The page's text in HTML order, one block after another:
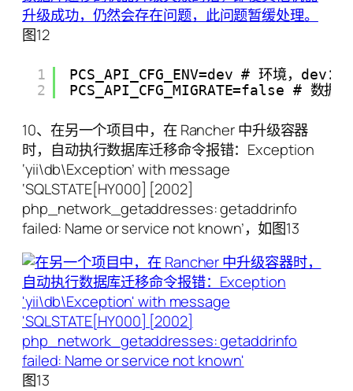
图12
1
2
PCS_API_CFG_ENV=dev # 环境，dev
PCS_API_CFG_MIGRATE=false # 数
10、在另一个项目中，在 Rancher 中升级容器
时，自动执行数据库迁移命令报错：Exception
‘yii\db\Exception’ with message
‘SQLSTATE[HY000] [2002]
php_network_getaddresses: getaddrinfo
failed: Name or service not known’，如图13
图13